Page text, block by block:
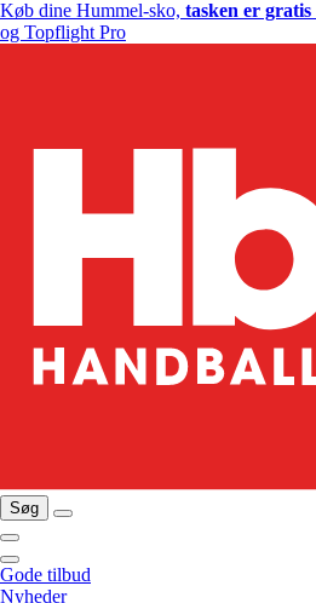
Køb dine Hummel-sko, tasken er gratis
og Topflight Pro
Søg
Gode tilbud
Nyheder